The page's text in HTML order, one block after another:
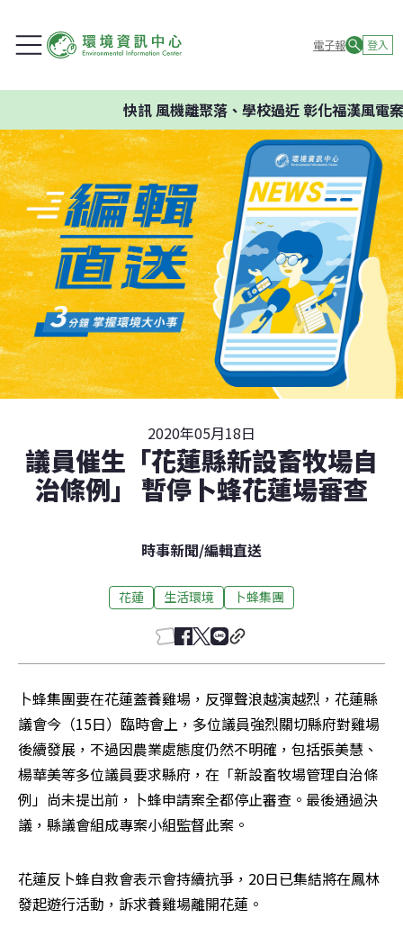
電子報 登入
快訊風機離聚落、學校過近 彰化福漢風電案
2020年05月18日
議員催生「花蓮縣新設畜牧場自
治條例」 暫停卜蜂花蓮場審查
時事新聞/編輯直送
花蓮 生活環境 卜蜂集團
卜蜂集團要在花蓮蓋養雞場，反彈聲浪越演越烈，花蓮縣
議會今（15日）臨時會上，多位議員強烈關切縣府對雞場
後續發展，不過因農業處態度仍然不明確，包括張美慧、
楊華美等多位議員要求縣府，在「新設畜牧場管理自治條
例」尚未提出前，卜蜂申請案全都停止審查。最後通過決
議，縣議會組成專案小組監督此案。
花蓮反卜蜂自救會表示會持續抗爭，20日已集結將在鳳林
發起遊行活動，訴求養雞場離開花蓮。